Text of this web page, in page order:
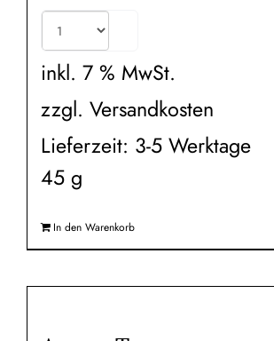
inkl. 7 % MwSt.
zzgl. Versandkosten
Lieferzeit: 3-5 Werktage
45 g
In den Warenkorb